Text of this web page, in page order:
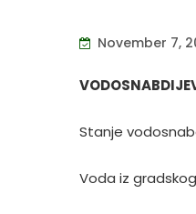
November 7,
Stanje
Voda iz